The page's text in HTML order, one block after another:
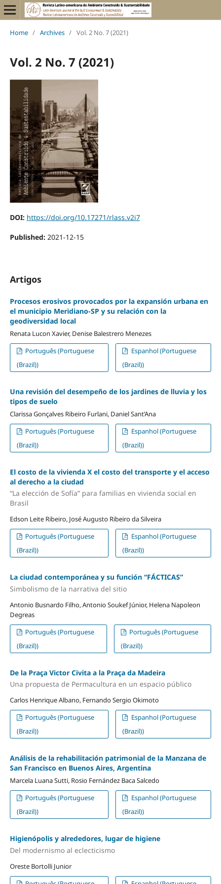
Home / Archives / Vol. 2 No. 7 (2021)
Vol. 2 No. 7 (2021)
DOI: https://doi.org/10.17271/rlass.v2i7
Published: 2021-12-15
Artigos
Procesos erosivos provocados por la expansión urbana en
el municipio Meridiano-SP y su relación con la
geodiversidad local
Renata Lucon Xavier, Denise Balestrero Menezes
Português (Portuguese
(Brazil))
Espanhol (Portuguese
(Brazil))
Una revisión del desempeño de los jardines de lluvia y los
tipos de suelo
Clarissa Gonçalves Ribeiro Furlani, Daniel Sant’Ana
Português (Portuguese
(Brazil))
Espanhol (Portuguese
(Brazil))
El costo de la vivienda X el costo del transporte y el acceso
al derecho a la ciudad
“La elección de Sofía” para familias en vivienda social en
Brasil
Edson Leite Ribeiro, José Augusto Ribeiro da Silveira
Português (Portuguese
(Brazil))
Espanhol (Portuguese
(Brazil))
La ciudad contemporánea y su función “FÁCTICAS”
Simbolismo de la narrativa del sitio
Antonio Busnardo Filho, Antonio Soukef Júnior, Helena Napoleon
Degreas
Português (Portuguese
(Brazil))
Português (Portuguese
(Brazil))
De la Praça Victor Civita a la Praça da Madeira
Una propuesta de Permacultura en un espacio público
Carlos Henrique Albano, Fernando Sergio Okimoto
Português (Portuguese
(Brazil))
Espanhol (Portuguese
(Brazil))
Análisis de la rehabilitación patrimonial de la Manzana de
San Francisco en Buenos Aires, Argentina
Marcela Luana Sutti, Rosio Fernández Baca Salcedo
Português (Portuguese
(Brazil))
Espanhol (Portuguese
(Brazil))
Higienópolis y alrededores, lugar de higiene
Del modernismo al eclecticismo
Oreste Bortolli Junior